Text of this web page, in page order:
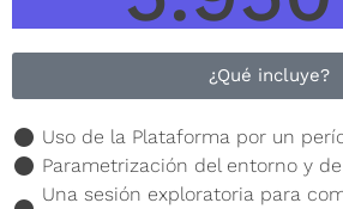
¿Qué incluye?
Uso de la Plataforma por un
Parametrización del entorno y
Una sesión exploratoria para